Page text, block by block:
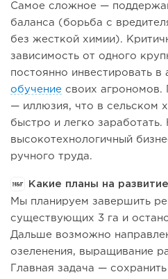
Самое сложное —
баланса (борьба с
без жесткой химии).
зависимость от одного
постоянно инвестировать в
обучение своих агрономов.
— иллюзия, что в сельском
быстро и легко
высокотехнологичный
ручного труда.
Какие планы на
Мы планируем завершить
существующих 3 га и
Дальше возможно
озеленения, выращивание
Главная задача —